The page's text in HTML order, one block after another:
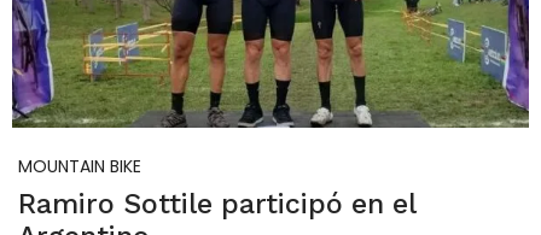
MOUNTAIN BIKE
Ramiro Sottile participó en el